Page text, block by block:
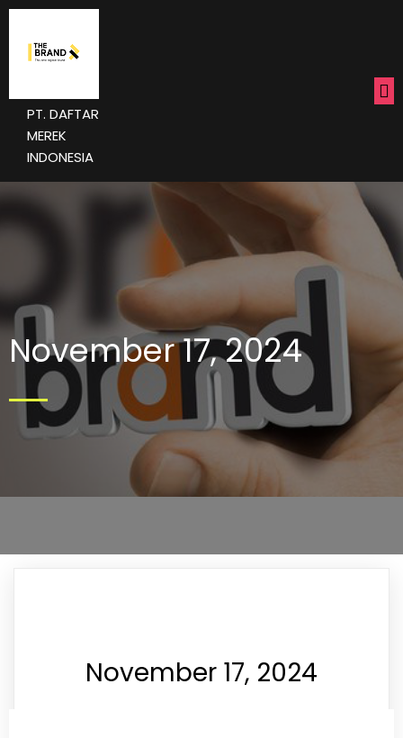
PT. DAFTAR
MEREK
INDONESIA
November 17, 2024
November 17, 2024